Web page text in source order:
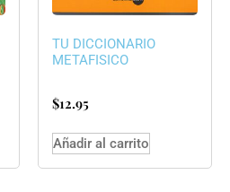
TU DICCIONARIO
METAFISICO
$12.95
Añadir al carrito